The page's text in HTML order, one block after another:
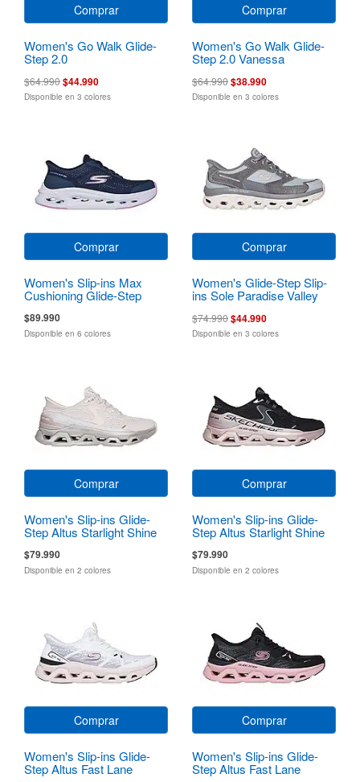
Comprar
Women's Go Walk Glide-
Step 2.0
$64.990$44.990
Disponible en 3 colores
Comprar
Women's Go Walk Glide-
Step 2.0 Vanessa
$64.990$38.990
Disponible en 3 colores
Comprar
Women's Slip-ins Max
Cushioning Glide-Step
$89.990
Disponible en 6 colores
Comprar
Women's Glide-Step Slip-
ins Sole Paradise Valley
$74.990$44.990
Disponible en 3 colores
Comprar
Women's Slip-ins Glide-
Step Altus Starlight Shine
$79.990
Disponible en 2 colores
Comprar
Women's Slip-ins Glide-
Step Altus Starlight Shine
$79.990
Disponible en 2 colores
Comprar
Women's Slip-ins Glide-
Step Altus Fast Lane
Comprar
Women's Slip-ins Glide-
Step Altus Fast Lane